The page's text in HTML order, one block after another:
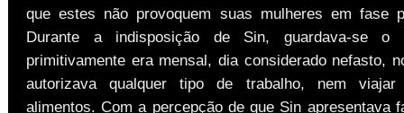
que estes não provoquem suas mulheres em fase
Durante a indisposição de Sin, guardava-se o
primitivamente era mensal, dia considerado nefasto,
autorizava qualquer tipo de trabalho, nem
alimentos. Com a percepção de que Sin apresentava